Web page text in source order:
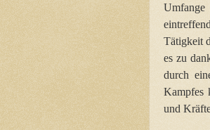
Umfange
Tätigkeit
es zu
durch
Kampfes
und